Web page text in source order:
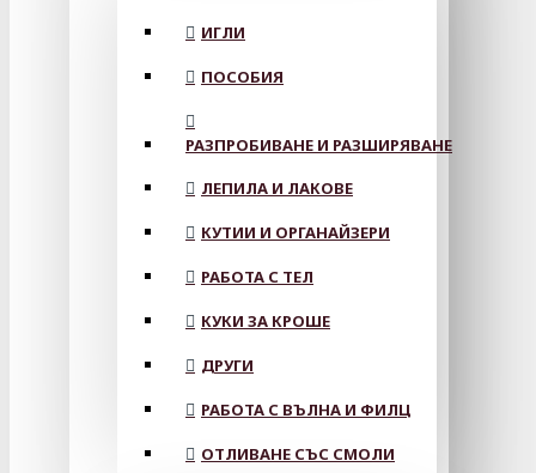
ИГЛИ
ПОСОБИЯ
РАЗПРОБИВАНЕ И РАЗШИРЯВАНЕ
ЛЕПИЛА И ЛАКОВЕ
КУТИИ И ОРГАНАЙЗЕРИ
РАБОТА С ТЕЛ
КУКИ ЗА КРОШЕ
ДРУГИ
РАБОТА С ВЪЛНА И ФИЛЦ
ОТЛИВАНЕ СЪС СМОЛИ